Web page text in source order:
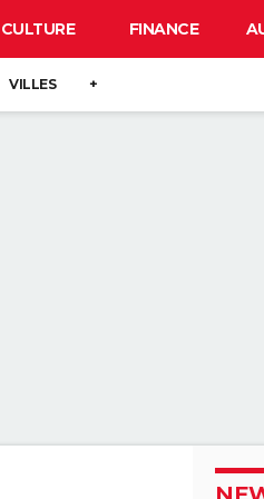
CULTURE FINANCE
VILLES +